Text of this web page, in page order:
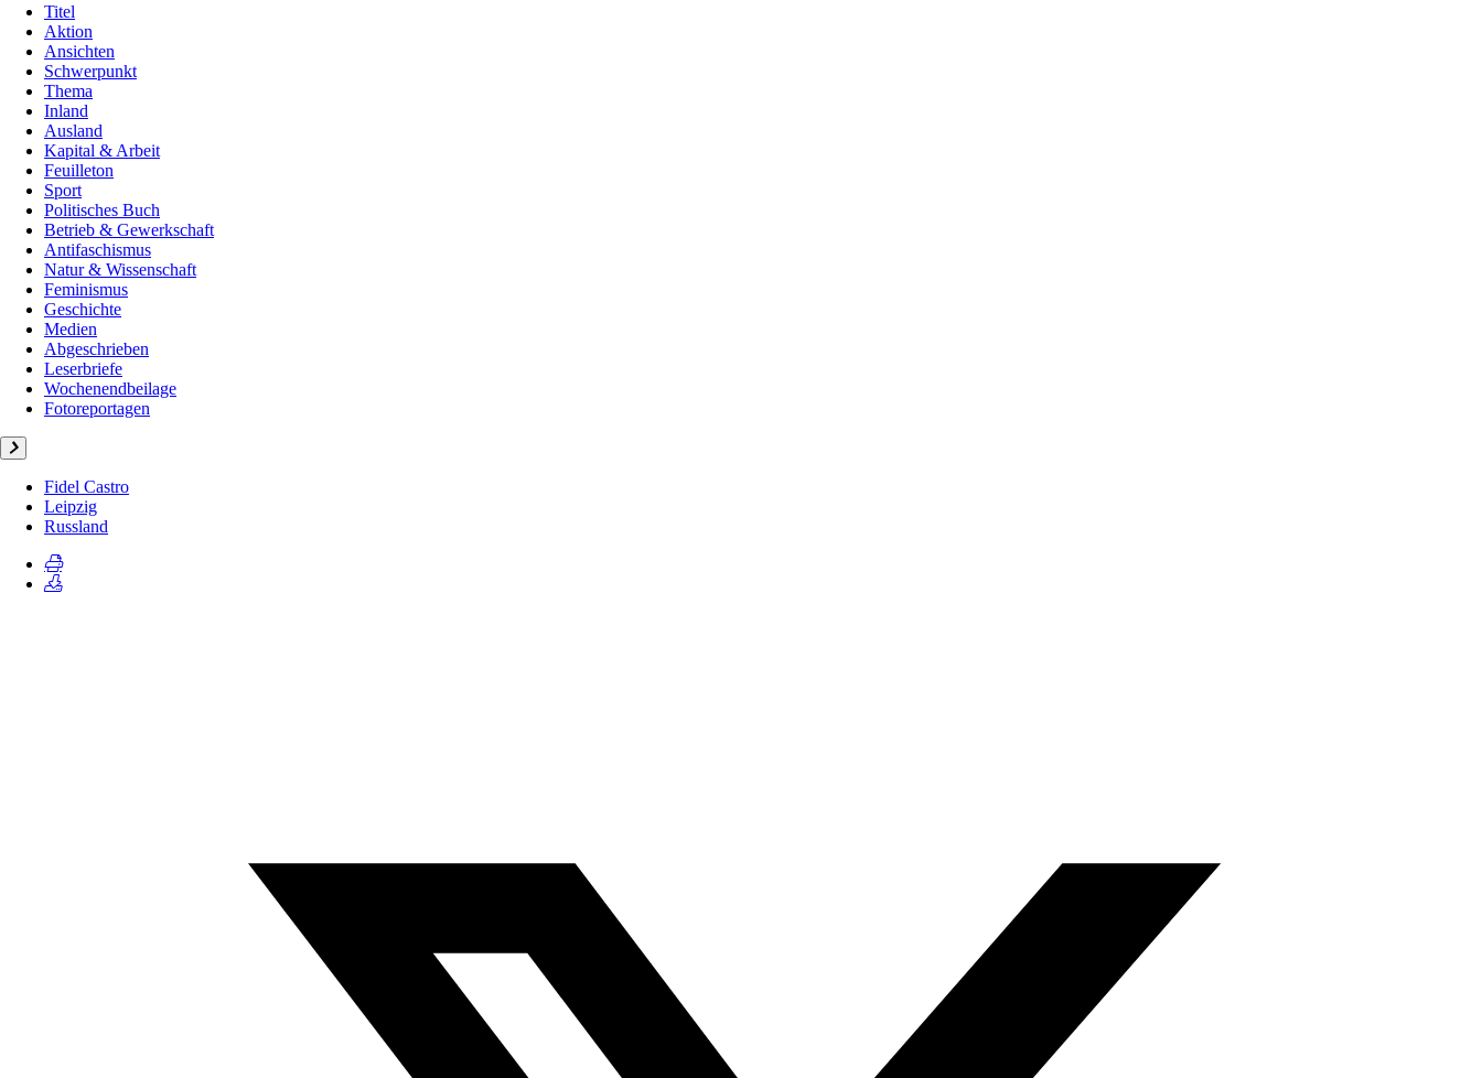
Titel
Aktion
Ansichten
Schwerpunkt
Thema
Inland
Ausland
Kapital & Arbeit
Feuilleton
Sport
Politisches Buch
Betrieb & Gewerkschaft
Antifaschismus
Natur & Wissenschaft
Feminismus
Geschichte
Medien
Abgeschrieben
Leserbriefe
Wochenendbeilage
Fotoreportagen
Fidel Castro
Leipzig
Russland